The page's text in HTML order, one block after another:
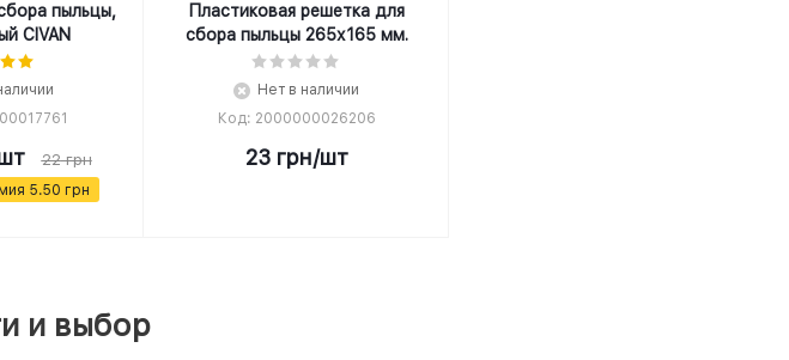
пыльцы,
CIVAN
22грн
5.50 грн
Пластиковая решетка для
сбора пыльцы 265х165 мм.
Нет в наличии
Код: 2000000026206
23грн/шт
и выбор